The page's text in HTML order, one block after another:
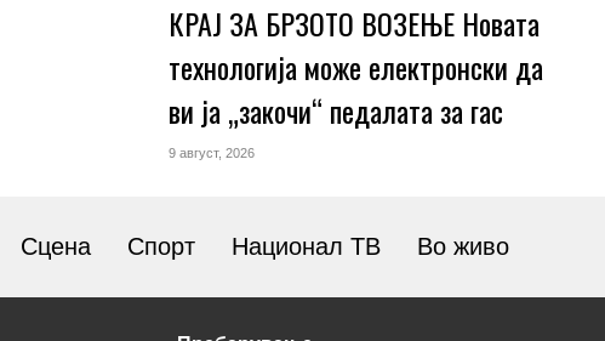
КРАЈ ЗА БРЗОТО ВОЗЕЊЕ Новата
технологија може електронски да
ви ја „закочи“ педалата за гас
9 август, 2026
Сцена Спорт Национал ТВ Во живо